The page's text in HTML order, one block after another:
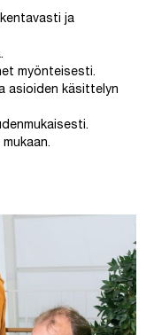
ja
myönteisesti.
asioiden käsittelyn